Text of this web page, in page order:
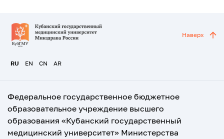
RU EN CN AR
Наверх
Федеральное государственное бюджетное
образовательное учреждение высшего
образования «Кубанский государственный
медицинский университет» Министерства